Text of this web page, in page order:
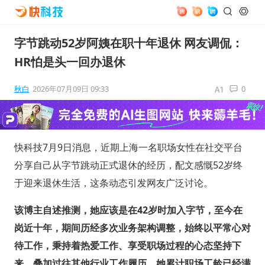
字节跳动52岁阿姨在职十年退休 网友调侃：
HR怕是头一回办退休
秋白 2026年07月09日 09:33 0
快科技7月9日消息，近期上海一名职场女性在社交平台
分享自己从字节跳动正式退休的经历，配文感慨52岁终
于迎来退休生活，这条动态引发网友广泛讨论。
该博主自述推测，她应该是在42岁时加入字节，至今在
岗近十年，期间历经多次业务架构调整，始终以平常心对
待工作，秉持着热爱工作、享受职场过程的心态坚持下